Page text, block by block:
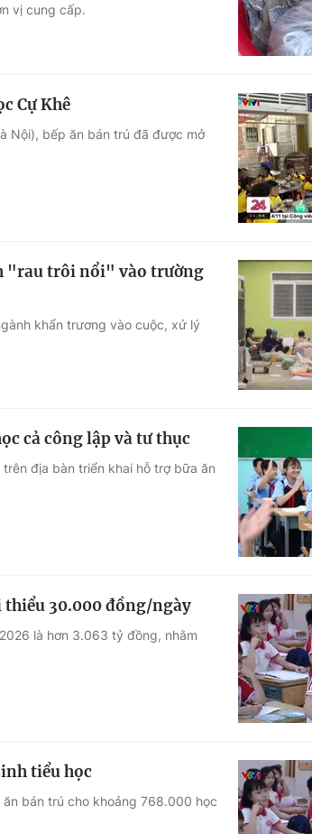
vị cung cấp.
Cự Khê
Nội), bếp ăn bán trú đã được mở
"rau trôi nổi" vào trường
khẩn trương vào cuộc, xử lý
cả công lập và tư thục
địa bàn triển khai hỗ trợ bữa ăn
thiểu 30.000 đồng/ngày
là hơn 3.063 tỷ đồng, nhằm
tiểu học
bán trú cho khoảng 768.000 học